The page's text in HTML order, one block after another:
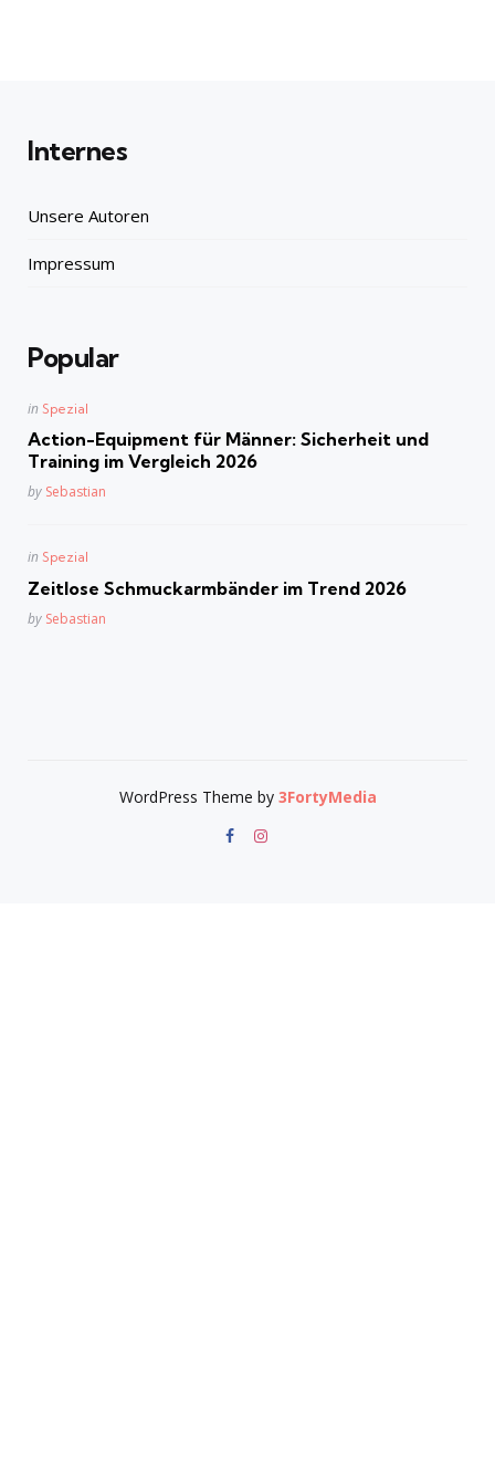
Internes
Unsere Autoren
Impressum
Popular
Posted
in Spezial
Action-Equipment für Männer: Sicherheit und
Training im Vergleich 2026
Posted
by Sebastian
Posted
in Spezial
Zeitlose Schmuckarmbänder im Trend 2026
Posted
by Sebastian
WordPress Theme by 3FortyMedia